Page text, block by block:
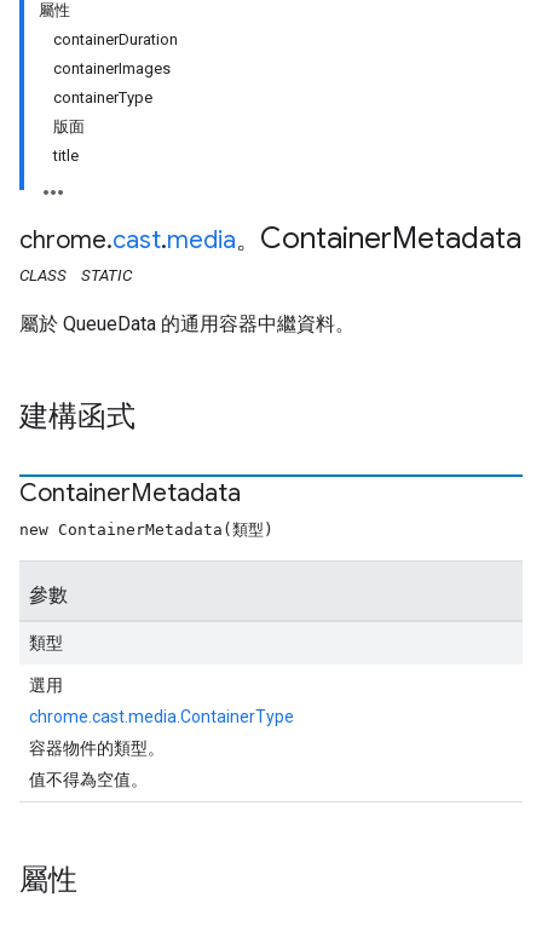
屬性
containerDuration
containerImages
containerType
版面
title
chrome.cast.media。 ContainerMetadata
CLASS STATIC
屬於 QueueData 的通用容器中繼資料。
建構函式
ContainerMetadata
new ContainerMetadata(類型)
參數
類型
選用
chrome.cast.media.ContainerType
容器物件的類型。
值不得為空值。
屬性